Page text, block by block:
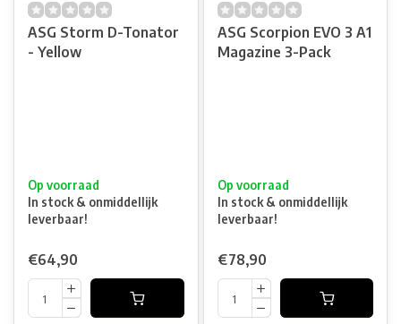
ASG Storm D-Tonator
- Yellow
Op voorraad
In stock & onmiddellijk
leverbaar!
€64,90
ASG Scorpion EVO 3 A1
Magazine 3-Pack
Op voorraad
In stock & onmiddellijk
leverbaar!
€78,90